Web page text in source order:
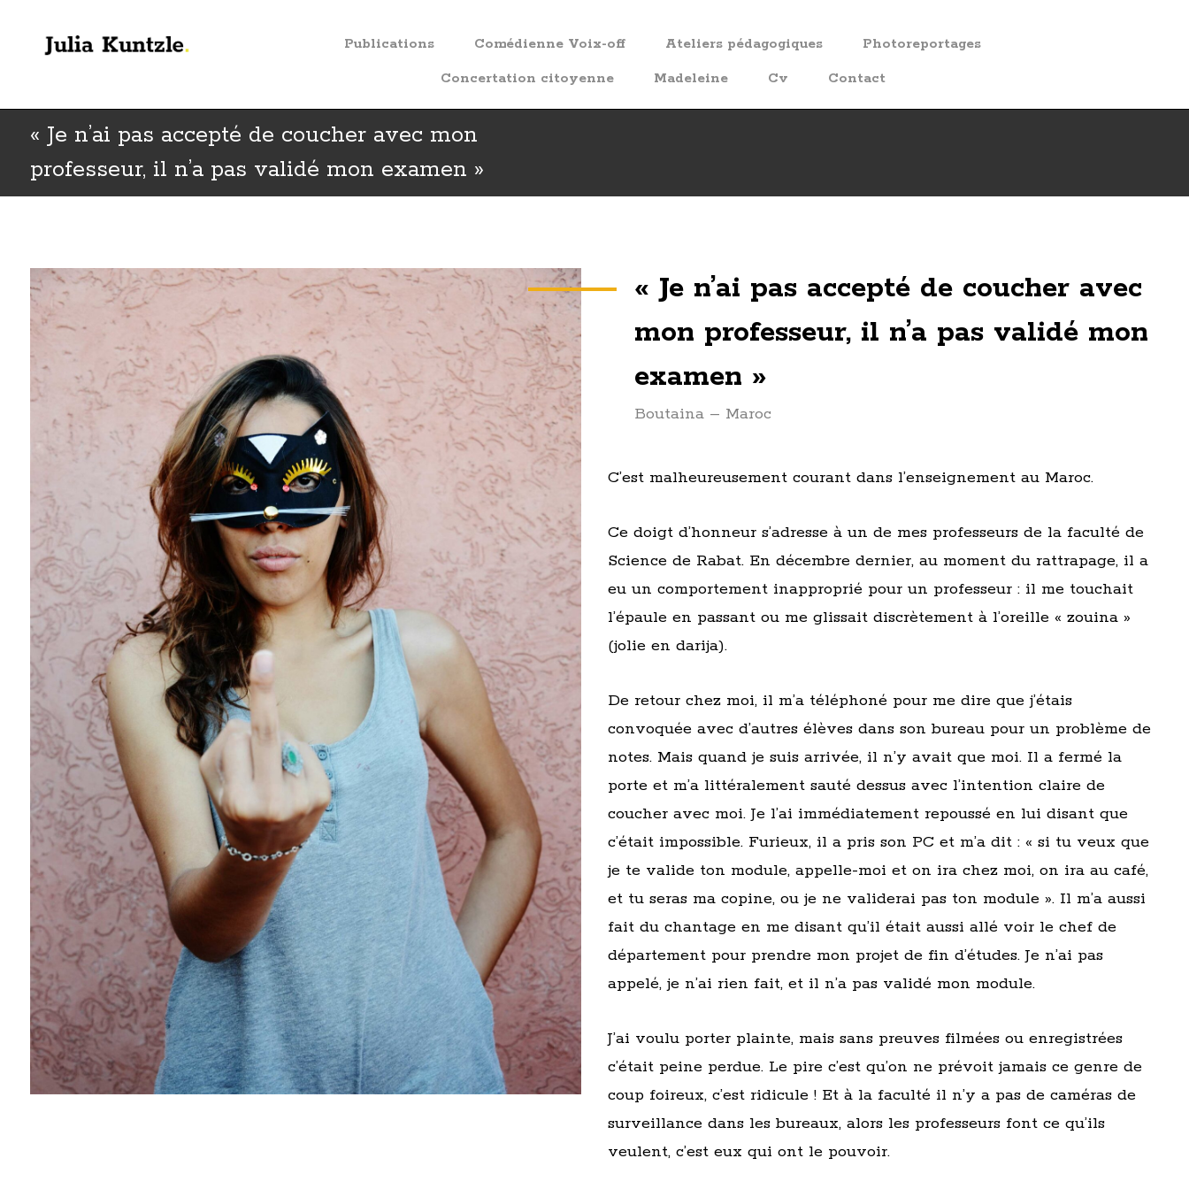
Publications Comédienne Voix-off Ateliers pédagogiques Photoreportages
Concertation citoyenne Madeleine Cv Contact
« Je n’ai pas accepté de coucher avec mon
professeur, il n’a pas validé mon examen »
« Je n’ai pas accepté de coucher avec
mon professeur, il n’a pas validé mon
examen »
Boutaina – Maroc
C’est malheureusement courant dans l’enseignement au Maroc.
Ce doigt d’honneur s’adresse à un de mes professeurs de la faculté de
Science de Rabat. En décembre dernier, au moment du rattrapage, il a
eu un comportement inapproprié pour un professeur : il me touchait
l’épaule en passant ou me glissait discrètement à l’oreille « zouina »
(jolie en darija).
De retour chez moi, il m’a téléphoné pour me dire que j’étais
convoquée avec d’autres élèves dans son bureau pour un problème de
notes. Mais quand je suis arrivée, il n’y avait que moi. Il a fermé la
porte et m’a littéralement sauté dessus avec l’intention claire de
coucher avec moi. Je l’ai immédiatement repoussé en lui disant que
c’était impossible. Furieux, il a pris son PC et m’a dit : « si tu veux que
je te valide ton module, appelle-moi et on ira chez moi, on ira au café,
et tu seras ma copine, ou je ne validerai pas ton module ». Il m’a aussi
fait du chantage en me disant qu’il était aussi allé voir le chef de
département pour prendre mon projet de fin d’études. Je n’ai pas
appelé, je n’ai rien fait, et il n’a pas validé mon module.
J’ai voulu porter plainte, mais sans preuves filmées ou enregistrées
c’était peine perdue. Le pire c’est qu’on ne prévoit jamais ce genre de
coup foireux, c’est ridicule ! Et à la faculté il n’y a pas de caméras de
surveillance dans les bureaux, alors les professeurs font ce qu’ils
veulent, c’est eux qui ont le pouvoir.